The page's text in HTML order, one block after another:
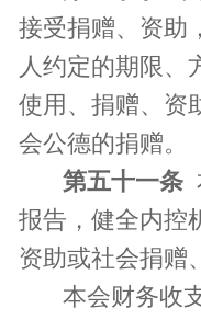
接受捐赠、资助
人约定的期限、
使用、捐赠、资
会公德的捐赠。
第五十一条
报告，健全内控
资助或社会捐赠
本会财务收